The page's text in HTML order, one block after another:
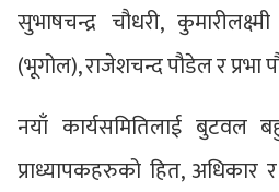
सुभाषचन्द्र चौधरी,
(भूगोल), राजेशचन्द पौडेल र
नयाँ कार्यसमितिलाई बुटवल
प्राध्यापकहरुको हित,